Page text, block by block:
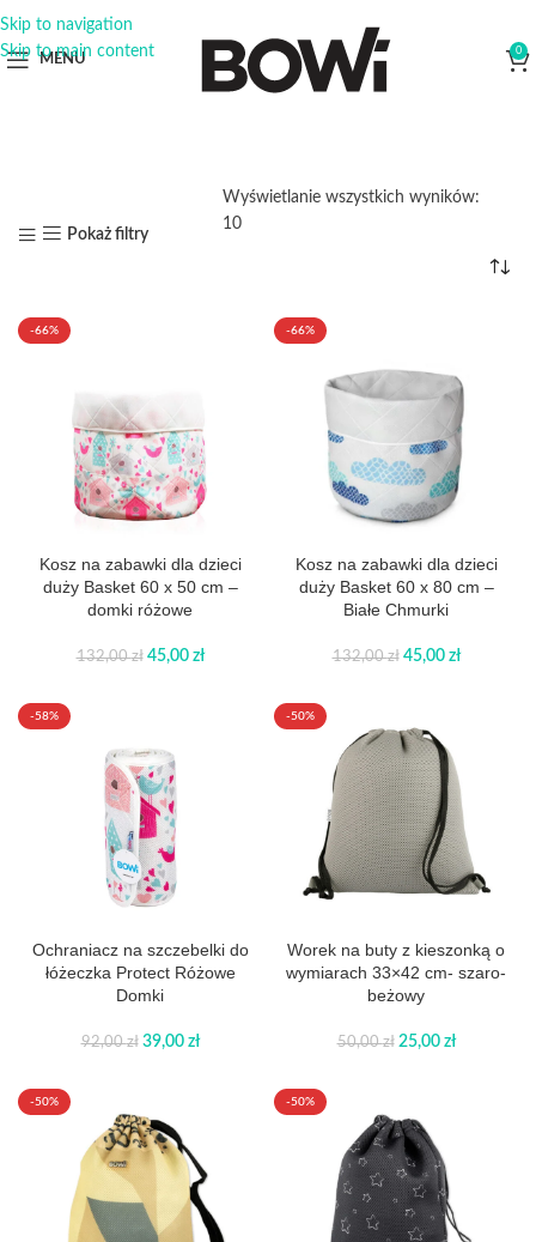
Skip to navigation
Skip to main content
MENU
0
Pokaż filtry
Wyświetlanie wszystkich wyników:
10
-66%
Kosz na zabawki dla dzieci
duży Basket 60 x 50 cm –
domki różowe
132,00zł 45,00 zł
-66%
Kosz na zabawki dla dzieci
duży Basket 60 x 80 cm –
Białe Chmurki
132,00zł 45,00 zł
-58%
Ochraniacz na szczebelki do
łóżeczka Protect Różowe
Domki
92,00zł 39,00 zł
-50%
Worek na buty z kieszonką o
wymiarach 33×42 cm- szaro-
beżowy
50,00zł 25,00 zł
-50% -50%